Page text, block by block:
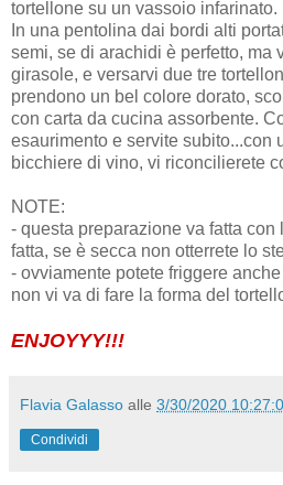
tortellone su un vassoio infarinato.
In una pentolina dai bordi alti
semi, se di arachidi è perfetto, ma
girasole, e versarvi due tre
prendono un bel colore dorato,
con carta da cucina assorbente.
esaurimento e servite subito...con
bicchiere di vino, vi riconcilierete
NOTE:
- questa preparazione va fatta con
fatta, se è secca non otterrete lo
- ovviamente potete friggere
non vi va di fare la forma del
ENJOYYY!!!
Flavia Galasso alle 3/30/2020
Condividi